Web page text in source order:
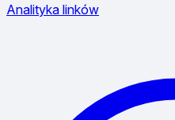
Analityka linków